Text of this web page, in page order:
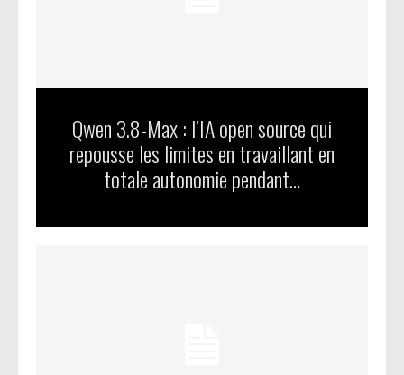
Qwen 3.8-Max : l’IA open source qui
repousse les limites en travaillant en
totale autonomie pendant…